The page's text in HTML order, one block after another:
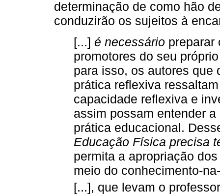
determinação de como hão
conduzirão os sujeitos à
[...] é necessário preparar
promotores do seu
para isso, os autores que
prática reflexiva
capacidade reflexiva e
assim possam entender
prática educacional.
Educação Física precisa
permita a apropriação
meio do conhecimento-
[...], que levam o